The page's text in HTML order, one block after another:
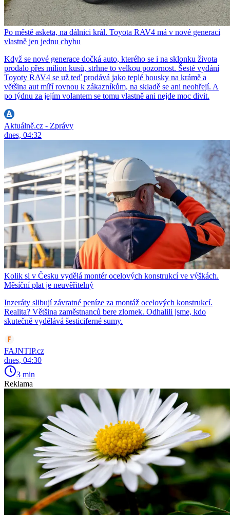
Po městě asketa, na dálnici král. Toyota RAV4 má v nové generaci
vlastně jen jednu chybu
Když se nové generace dočká auto, kterého se i na sklonku života
prodalo přes milion kusů, strhne to velkou pozornost. Šesté vydání
Toyoty RAV4 se už teď prodává jako teplé housky na krámě a
většina aut míří rovnou k zákazníkům, na skladě se ani neohřejí. A
po týdnu za jejím volantem se tomu vlastně ani nejde moc divit.
Aktuálně.cz - Zprávy
dnes, 04:32
Kolik si v Česku vydělá montér ocelových konstrukcí ve výškách.
Měsíční plat je neuvěřitelný
Inzeráty slibují závratné peníze za montáž ocelových konstrukcí.
Realita? Většina zaměstnanců bere zlomek. Odhalili jsme, kdo
skutečně vydělává šesticiferné sumy.
FAJNTIP.cz
dnes, 04:30
3 min
Reklama